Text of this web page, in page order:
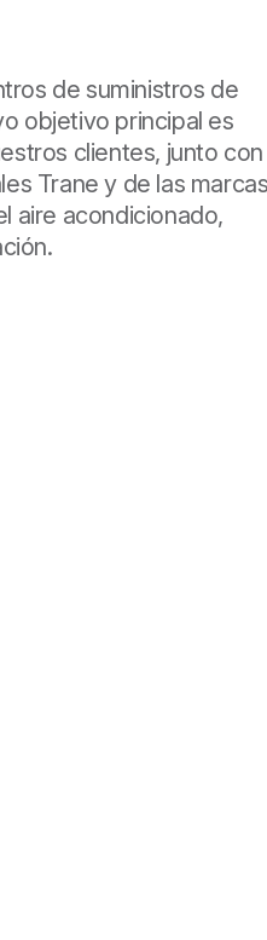
de suministros de
objetivo principal es
clientes, junto con
Trane y de las marcas
aire acondicionado,